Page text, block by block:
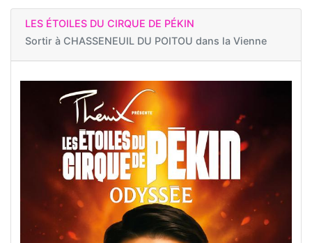
LES ÉTOILES DU CIRQUE DE PÉKIN
Sortir à CHASSENEUIL DU POITOU dans la Vienne